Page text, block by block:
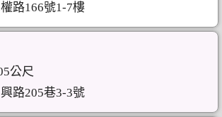
路166號1-7樓
公尺
路205巷3-3號